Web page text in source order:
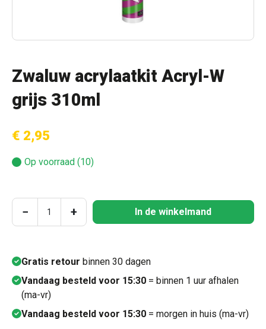
Zwaluw acrylaatkit Acryl-W
grijs 310ml
€ 2,95
Op voorraad (10)
Producthoeveelheid: Voer de gewenste
− + In de winkelmand
Gratis retour binnen 30 dagen
Vandaag besteld voor 15:30 = binnen 1 uur afhalen
(ma-vr)
Vandaag besteld voor 15:30 = morgen in huis (ma-vr)